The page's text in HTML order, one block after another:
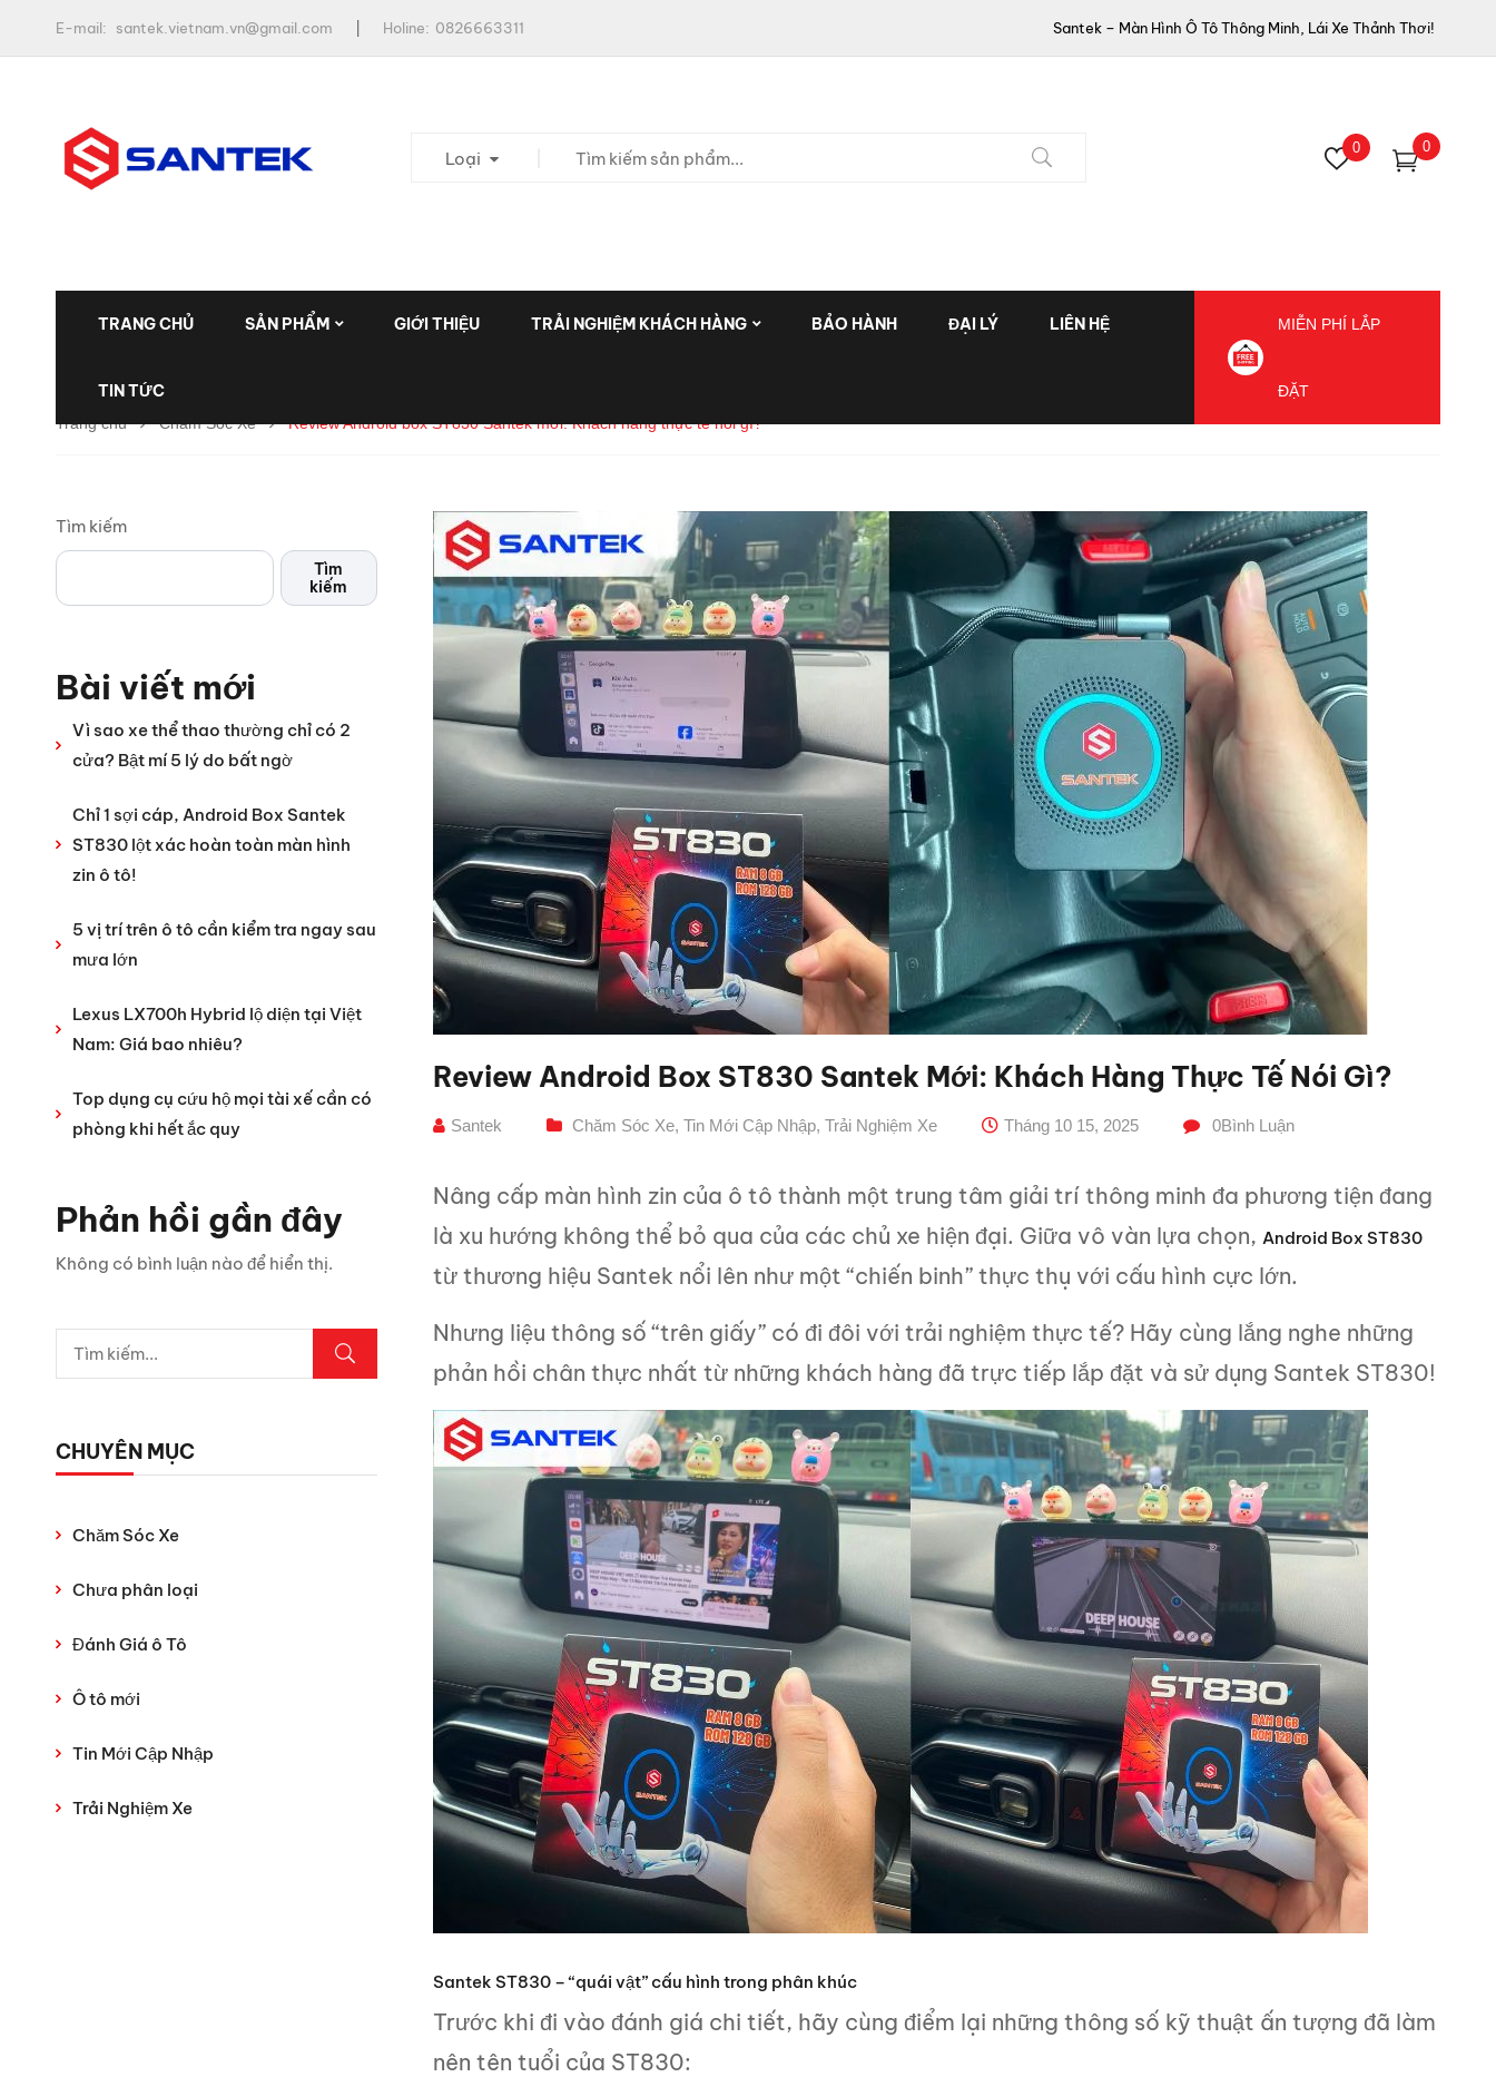
E-mail: santek.vietnam.vn@gmail.com Holine: 0826663311 Santek – Màn Hình Ô Tô Thông Minh, Lái Xe Thảnh Thơi!
Loại
0 0
TRANG CHỦ SẢN PHẨM GIỚI THIỆU TRẢI NGHIỆM KHÁCH HÀNG BẢO HÀNH ĐẠI LÝ LIÊN HỆ
TIN TỨC
MIỄN PHÍ LẮP
ĐẶT
Trang chủ
Chăm Sóc Xe Review Android box ST830 Santek mới: Khách hàng thực tế nói gì?
Tìm kiếm
Tìm
kiếm
Bài viết mới
Vì sao xe thể thao thường chỉ có 2
cửa? Bật mí 5 lý do bất ngờ
Chỉ 1 sợi cáp, Android Box Santek
ST830 lột xác hoàn toàn màn hình
zin ô tô!
5 vị trí trên ô tô cần kiểm tra ngay sau
mưa lớn
Lexus LX700h Hybrid lộ diện tại Việt
Nam: Giá bao nhiêu?
Top dụng cụ cứu hộ mọi tài xế cần có
phòng khi hết ắc quy
Phản hồi gần đây
Không có bình luận nào để hiển thị.
CHUYÊN MỤC
Chăm Sóc Xe
Chưa phân loại
Đánh Giá ô Tô
Ô tô mới
Tin Mới Cập Nhập
Trải Nghiệm Xe
Review Android Box ST830 Santek Mới: Khách Hàng Thực Tế Nói Gì?
Santek Chăm Sóc Xe, Tin Mới Cập Nhập, Trải Nghiệm Xe Tháng 10 15, 2025 0Bình Luận
Nâng cấp màn hình zin của ô tô thành một trung tâm giải trí thông minh đa phương tiện đang
là xu hướng không thể bỏ qua của các chủ xe hiện đại. Giữa vô vàn lựa chọn, Android Box ST830
từ thương hiệu Santek nổi lên như một “chiến binh” thực thụ với cấu hình cực lớn.
Nhưng liệu thông số “trên giấy” có đi đôi với trải nghiệm thực tế? Hãy cùng lắng nghe những
phản hồi chân thực nhất từ những khách hàng đã trực tiếp lắp đặt và sử dụng Santek ST830!
Santek ST830 – “quái vật” cấu hình trong phân khúc
Trước khi đi vào đánh giá chi tiết, hãy cùng điểm lại những thông số kỹ thuật ấn tượng đã làm
nên tên tuổi của ST830: